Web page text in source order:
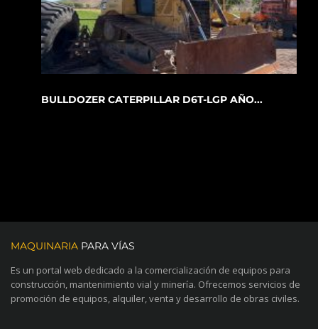
BULLDOZER CATERPILLAR D6T-LGP AÑO...
MAQUINARIA PARA VÍAS
Es un portal web dedicado a la comercialización de equipos para
construcción, mantenimiento vial y minería. Ofrecemos servicios de
promoción de equipos, alquiler, venta y desarrollo de obras civiles.